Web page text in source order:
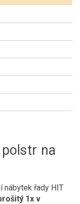
na
nábytek řady HIT
1x v